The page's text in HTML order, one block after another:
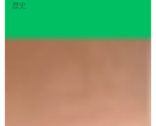
歴史